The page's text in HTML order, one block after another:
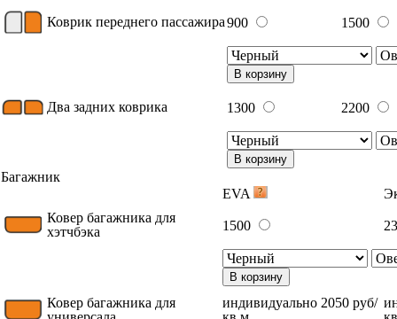
Коврик переднего пассажира900 1500
В корзину
Два задних коврика 1300 2200
В корзину
Багажник
EVA
Ковер багажника для
хэтчбэка
1500
В корзину
Ковер багажника для
индивидуально 2050 руб/